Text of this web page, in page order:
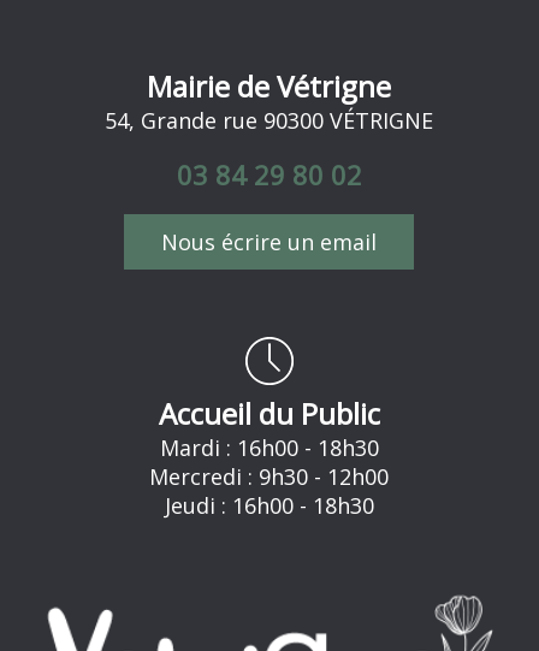
Mairie de Vétrigne
54, Grande rue 90300 VÉTRIGNE
03 84 29 80 02
Nous écrire un email
Accueil du Public
Mardi : 16h00 - 18h30
Mercredi : 9h30 - 12h00
Jeudi : 16h00 - 18h30